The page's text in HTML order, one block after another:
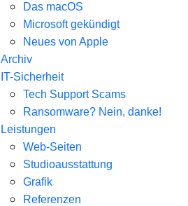
Das macOS
Microsoft gekündigt
Neues von Apple
Archiv
IT-Sicherheit
Tech Support Scams
Ransomware? Nein, danke!
Leistungen
Web-Seiten
Studioausstattung
Grafik
Referenzen